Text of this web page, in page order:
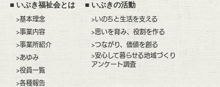
■ いぶき福祉会とは
>基本理念
>事業内容
>事業所紹介
>あゆみ
>役員一覧
>各種報告
■いぶきの活動
>いのちと生活を支える
>思いを育み、役割を作る
>つながり、価値を創る
>安心して暮らせる地域づくり
アンケート調査